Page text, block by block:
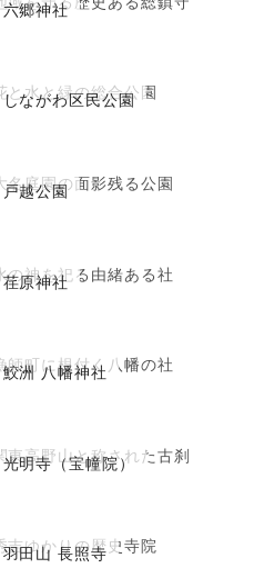
六郷神社
しながわ区民公園
と水と緑の総合公園
戸越公園
名庭園の面影残る公園
荏原神社
の神を祀る由緒ある社
鮫洲 八幡神社
師町に根付く八幡の社
光明寺（宝幢院）
東高野山と称された古刹
羽田山 長照寺
吉ゆかりの歴史寺院